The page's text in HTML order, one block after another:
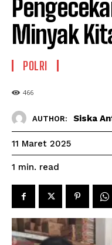
Minyak
POLRI
466
AUTHOR: Siska
11 Maret 2025
1 min. read